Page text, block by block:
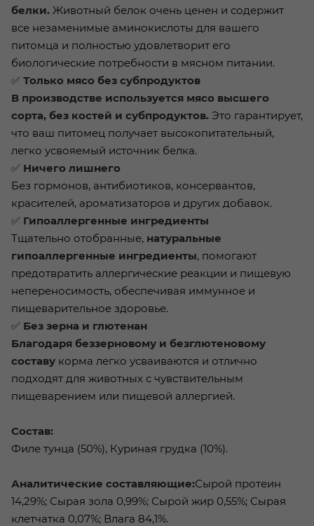
белки. Животный белок очень ценен и содержит
все незаменимые аминокислоты для вашего
питомца и полностью удовлетворит его
биологические потребности в мясном питании.
✅ Только мясо без субпродуктов
В производстве используется мясо высшего
сорта, без костей и субпродуктов. Это гарантирует,
что ваш питомец получает высокопитательный,
легко усвояемый источник белка.
✅ Ничего лишнего
Без гормонов, антибиотиков, консервантов,
красителей, ароматизаторов и других добавок.
✅ Гипоаллергенные ингредиенты
Тщательно отобранные, натуральные
гипоаллергенные ингредиенты, помогают
предотвратить аллергические реакции и пищевую
непереносимость, обеспечивая иммунное и
пищеварительное здоровье.
✅ Без зерна и глютенан
Благодаря беззерновому и безглютеновому
составу корма легко усваиваются и отлично
подходят для животных с чувствительным
пищеварением или пищевой аллергией.
Состав:
Филе тунца (50%), Куриная грудка (10%).
Аналитические составляющие:Сырой протеин
14,29%; Сырая зола 0,99%; Сырой жир 0,55%; Сырая
клетчатка 0,07%; Влага 84,1%.